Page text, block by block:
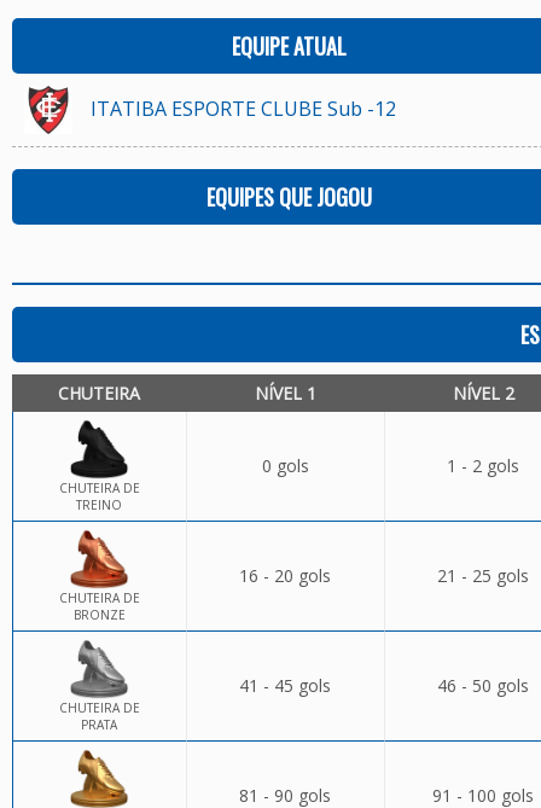
EQUIPE ATUAL
ITATIBA ESPORTE CLUBE Sub -12
EQUIPES QUE JOGOU
CHUTEIRA NÍVEL 1 NÍVEL 2
CHUTEIRA DE
TREINO
0 gols 1 - 2 gols
CHUTEIRA DE
BRONZE
16 - 20 gols 21 - 25 gols
CHUTEIRA DE
PRATA
41 - 45 gols 46 - 50 gols
81 - 90 gols 91 - 100 gols